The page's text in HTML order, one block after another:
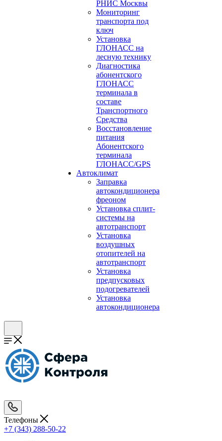
РНИС Москвы
Мониторинг
транспорта под
ключ
Установка
ГЛОНАСС на
лесную технику
Диагностика
абонентского
ГЛОНАСС
терминала в
составе
Транспортного
Средства
Восстановление
питания
Абонентского
терминала
ГЛОНАСС/GPS
Автоклимат
Заправка
автокондиционера
фреоном
Установка сплит-
системы на
автотранспорт
Установка
воздушных
отопителей на
автотранспорт
Установка
предпусковых
подогревателей
Установка
автокондиционера
Телефоны
+7 (343) 288-50-22